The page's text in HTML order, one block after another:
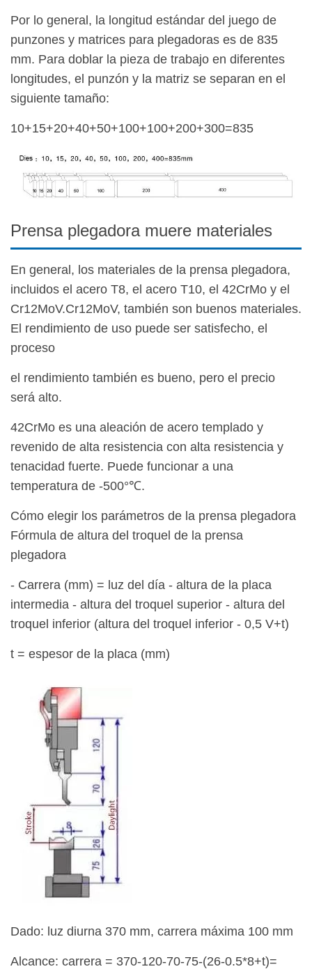
Por lo general, la longitud estándar del juego de
punzones y matrices para plegadoras es de 835
mm. Para doblar la pieza de trabajo en diferentes
longitudes, el punzón y la matriz se separan en el
siguiente tamaño:
10+15+20+40+50+100+100+200+300=835
Prensa plegadora muere materiales
En general, los materiales de la prensa plegadora,
incluidos el acero T8, el acero T10, el 42CrMo y el
Cr12MoV.Cr12MoV, también son buenos materiales.
El rendimiento de uso puede ser satisfecho, el
proceso
el rendimiento también es bueno, pero el precio
será alto.
42CrMo es una aleación de acero templado y
revenido de alta resistencia con alta resistencia y
tenacidad fuerte. Puede funcionar a una
temperatura de -500°℃.
Cómo elegir los parámetros de la prensa plegadora
Fórmula de altura del troquel de la prensa
plegadora
- Carrera (mm) = luz del día - altura de la placa
intermedia - altura del troquel superior - altura del
troquel inferior (altura del troquel inferior - 0,5 V+t)
t = espesor de la placa (mm)
Dado: luz diurna 370 mm, carrera máxima 100 mm
Alcance: carrera = 370-120-70-75-(26-0.5*8+t)=